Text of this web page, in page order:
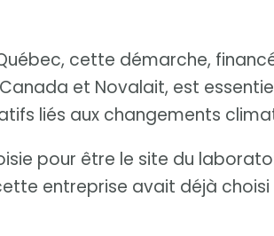
cette démarche,
et Novalait, est
liés aux changements
pour être le site du
entreprise avait déjà